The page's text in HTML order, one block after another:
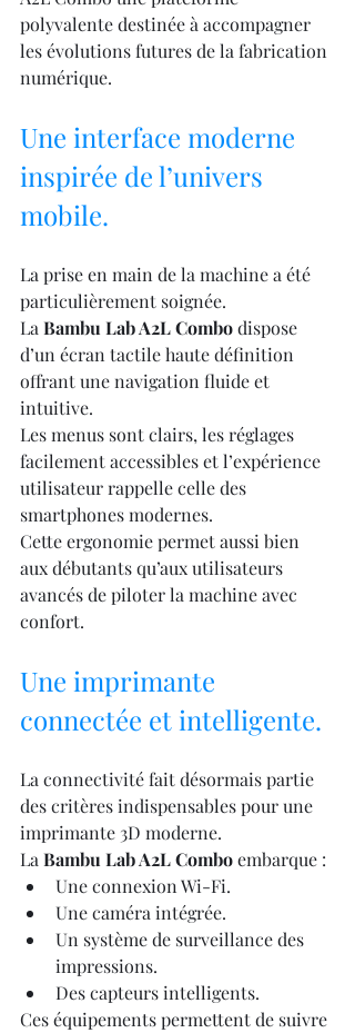
polyvalente destinée à accompagner
les évolutions futures de la fabrication
numérique.
Une interface moderne
inspirée de l’univers
mobile.
La prise en main de la machine a été
particulièrement soignée.
La Bambu Lab A2L Combo dispose
d’un écran tactile haute définition
offrant une navigation fluide et
intuitive.
Les menus sont clairs, les réglages
facilement accessibles et l’expérience
utilisateur rappelle celle des
smartphones modernes.
Cette ergonomie permet aussi bien
aux débutants qu’aux utilisateurs
avancés de piloter la machine avec
confort.
Une imprimante
connectée et intelligente.
La connectivité fait désormais partie
des critères indispensables pour une
imprimante 3D moderne.
La Bambu Lab A2L Combo embarque :
Une connexion Wi-Fi.
Une caméra intégrée.
Un système de surveillance des
impressions.
Des capteurs intelligents.
Ces équipements permettent de suivre